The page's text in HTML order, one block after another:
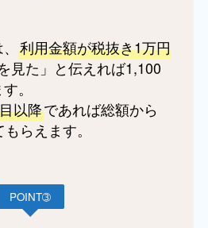
利用金額が税抜き1万円
見た」と伝えれば1,100
。
以降であれば総額から
らえます。
POINT➂